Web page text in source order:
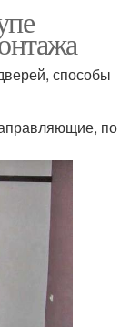
способы
по